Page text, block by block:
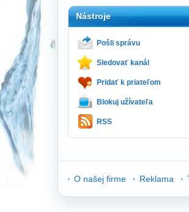
Nástroje
Pošli správu
Sledovať kanál
Pridať k priateľom
Blokuj užívateľa
RSS
O našej firme Reklama